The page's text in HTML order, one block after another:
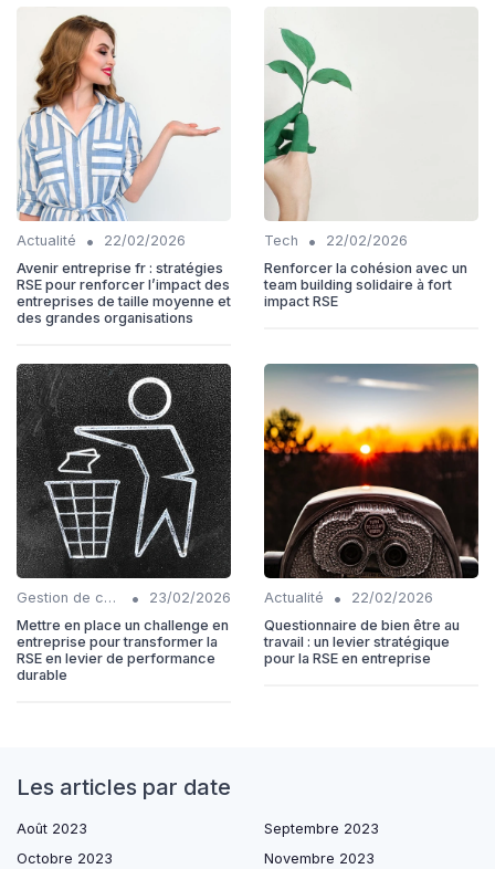
Actualité •
22/02/2026
Avenir entreprise fr : stratégies
RSE pour renforcer l’impact des
entreprises de taille moyenne et
des grandes organisations
Tech •
22/02/2026
Renforcer la cohésion avec un
team building solidaire à fort
impact RSE
Gestion de carrière •
23/02/2026
Mettre en place un challenge en
entreprise pour transformer la
RSE en levier de performance
durable
Actualité •
22/02/2026
Questionnaire de bien être au
travail : un levier stratégique
pour la RSE en entreprise
Les articles par date
Août 2023
Septembre 2023
Octobre 2023
Novembre 2023